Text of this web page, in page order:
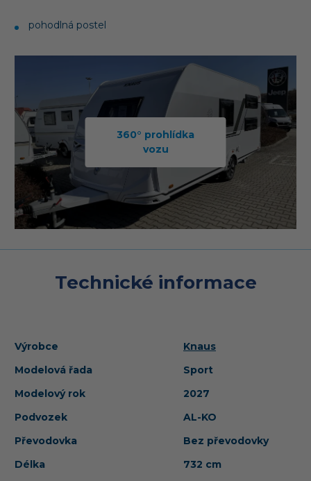
pohodlná postel
360° prohlídka
vozu
Technické informace
Výrobce
Knaus
Modelová řada
Sport
Modelový rok
2027
Podvozek
AL-KO
Převodovka
Bez převodovky
Délka
732 cm